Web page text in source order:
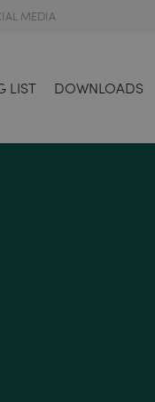
MEDIA
LIST DOWNLOADS